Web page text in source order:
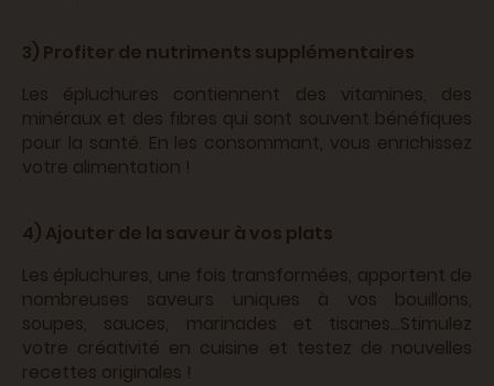
3) Profiter de nutriments supplémentaires
Les épluchures contiennent des vitamines, des
minéraux et des fibres qui sont souvent bénéfiques
pour la santé. En les consommant, vous enrichissez
votre alimentation !
4) Ajouter de la saveur à vos plats
Les épluchures, une fois transformées, apportent de
nombreuses saveurs uniques à vos bouillons,
soupes, sauces, marinades et tisanes…Stimulez
votre créativité en cuisine et testez de nouvelles
recettes originales !